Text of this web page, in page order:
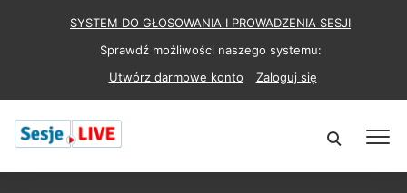
SYSTEM DO GŁOSOWANIA I PROWADZENIA SESJI
Sprawdź możliwości naszego systemu:
Utwórz darmowe konto
Zaloguj się